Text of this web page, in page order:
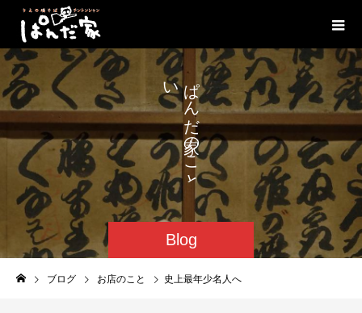
Blog
ぱ
ん
だ
の
こ
と
い
ろ
い
ろ
。
ブログ お店のこと 史上最年少名人へ